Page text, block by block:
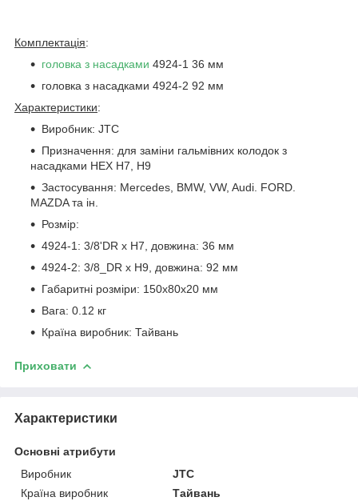
Комплектація:
головка з насадками 4924-1 36 мм
головка з насадками 4924-2 92 мм
Характеристики:
Виробник: JTC
Призначення: для заміни гальмівних колодок з
насадками HEX H7, H9
Застосування: Mercedes, BMW, VW, Audi. FORD.
MAZDA та ін.
Розмір:
4924-1: 3/8'DR x H7, довжина: 36 мм
4924-2: 3/8_DR x H9, довжина: 92 мм
Габаритні розміри: 150x80x20 мм
Вага: 0.12 кг
Країна виробник: Тайвань
Приховати
Характеристики
Основні атрибути
Виробник
JTC
Країна виробник
Тайвань